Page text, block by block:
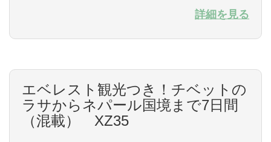
詳細を見る
エベレスト観光つき！チベットの
ラサからネパール国境まで7日間
（混載） XZ35